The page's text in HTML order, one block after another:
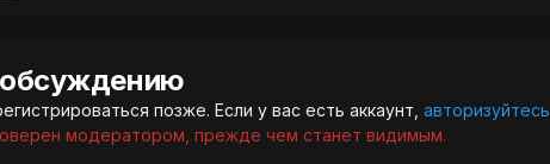
обсуждению
позже. Если у вас есть аккаунт, авторизуйтесь
модератором, прежде чем станет видимым.